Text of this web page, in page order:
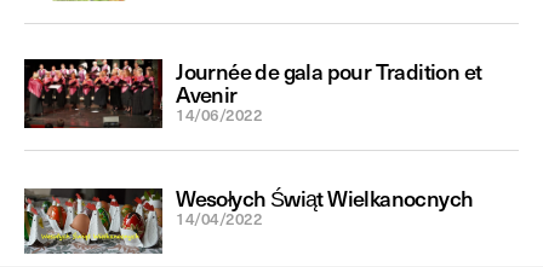
Journée de gala pour Tradition et
Avenir
14/06/2022
Wesołych Świąt Wielkanocnych
14/04/2022